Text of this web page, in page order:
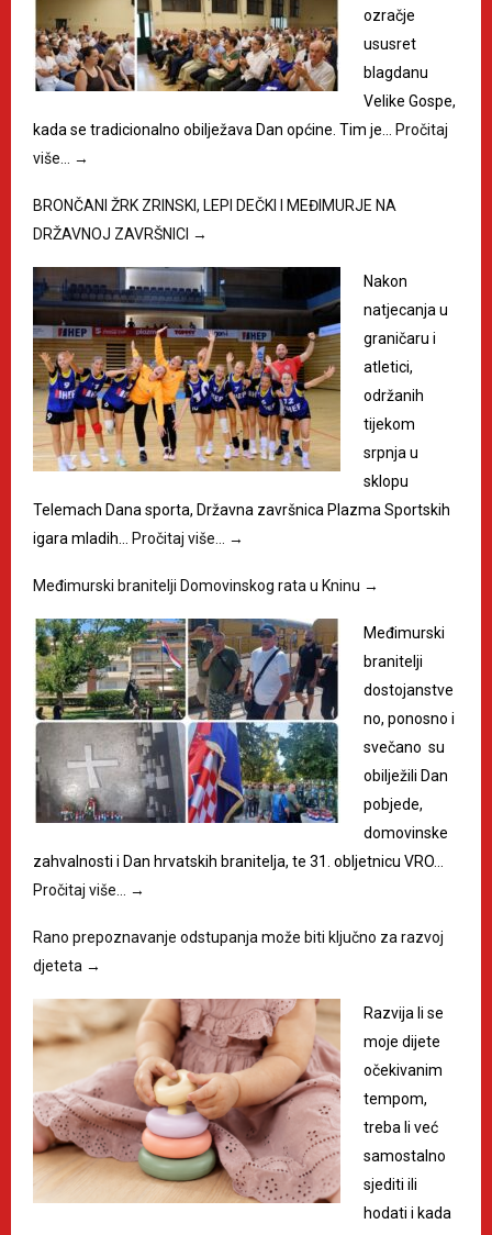
ozračje
ususret
blagdanu
Velike Gospe,
kada se tradicionalno obilježava Dan općine. Tim je… Pročitaj
više… →
BRONČANI ŽRK ZRINSKI, LEPI DEČKI I MEĐIMURJE NA
DRŽAVNOJ ZAVRŠNICI →
Nakon
natjecanja u
graničaru i
atletici,
održanih
tijekom
srpnja u
sklopu
Telemach Dana sporta, Državna završnica Plazma Sportskih
igara mladih… Pročitaj više… →
Međimurski branitelji Domovinskog rata u Kninu →
Međimurski
branitelji
dostojanstve
no, ponosno i
svečano su
obilježili Dan
pobjede,
domovinske
zahvalnosti i Dan hrvatskih branitelja, te 31. obljetnicu VRO…
Pročitaj više… →
Rano prepoznavanje odstupanja može biti ključno za razvoj
djeteta →
Razvija li se
moje dijete
očekivanim
tempom,
treba li već
samostalno
sjediti ili
hodati i kada